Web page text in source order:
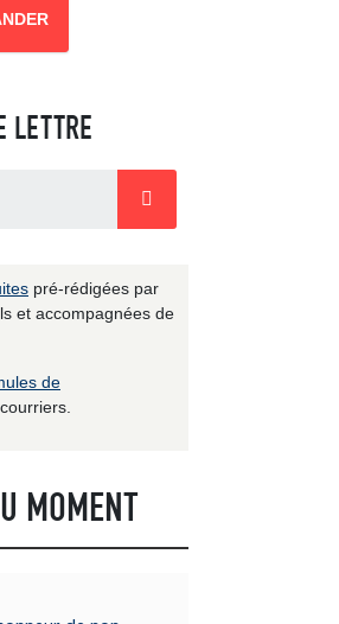
LETTRE
pré-rédigées par
et accompagnées de
de
MOMENT